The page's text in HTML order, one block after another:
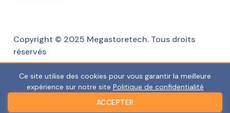
Copyright © 2025 Megastoretech. Tous droits
réservés
Ce site utilise des cookies pour vous garantir la meilleure
expérience sur notre site Politique de confidentialité
ACCEPTER